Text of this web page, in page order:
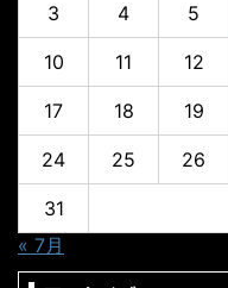
3 4 5
10 11 12
17 18 19
24 25 26
31
« 7月